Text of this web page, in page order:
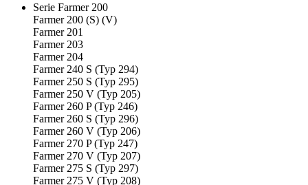
Serie Farmer 200
Farmer 200 (S) (V)
Farmer 201
Farmer 203
Farmer 204
Farmer 240 S (Typ 294)
Farmer 250 S (Typ 295)
Farmer 250 V (Typ 205)
Farmer 260 P (Typ 246)
Farmer 260 S (Typ 296)
Farmer 260 V (Typ 206)
Farmer 270 P (Typ 247)
Farmer 270 V (Typ 207)
Farmer 275 S (Typ 297)
Farmer 275 V (Typ 208)